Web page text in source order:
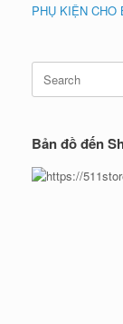
PHỤ KIỆN CHO
Search
for:
Bản đồ đến